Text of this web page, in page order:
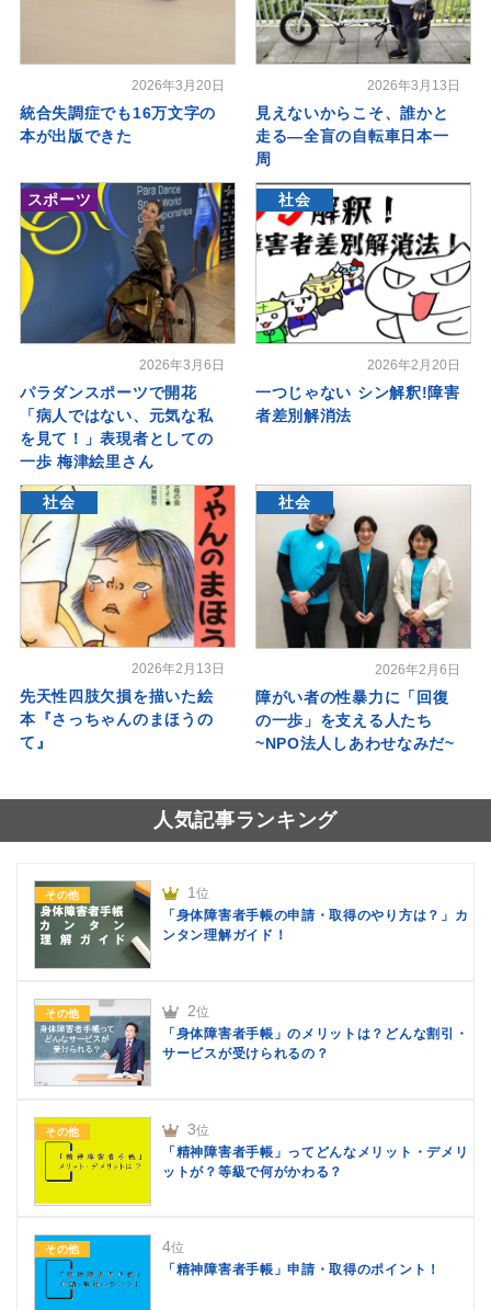
2026年3月20日
統合失調症でも16万文字の
本が出版できた
2026年3月13日
見えないからこそ、誰かと
走る―全盲の自転車日本一
周
スポーツ
2026年3月6日
パラダンスポーツで開花
「病人ではない、元気な私
を見て！」表現者としての
一歩 梅津絵里さん
社会
2026年2月20日
一つじゃない シン解釈!障害
者差別解消法
社会
2026年2月13日
先天性四肢欠損を描いた絵
本『さっちゃんのまほうの
て』
社会
2026年2月6日
障がい者の性暴力に「回復
の一歩」を支える人たち
~NPO法人しあわせなみだ~
人気記事ランキング
その他 1 位
「身体障害者手帳の申請・取得のやり方は？」カ
ンタン理解ガイド！
その他 2位
「身体障害者手帳」のメリットは？どんな割引・
サービスが受けられるの？
その他 3位
「精神障害者手帳」ってどんなメリット・デメリ
ットが？等級で何がかわる？
その他 4位
「精神障害者手帳」申請・取得のポイント！